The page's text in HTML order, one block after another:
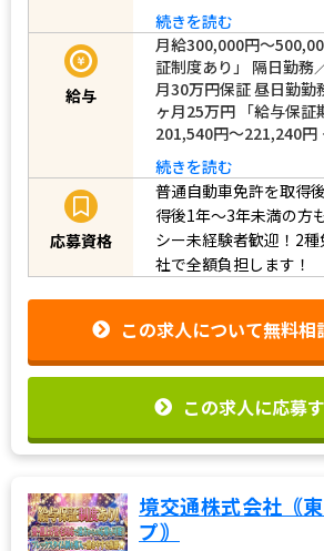
続きを読む
給与
月給300,000円～
証制度あり」 隔日勤務
月30万円保証 昼日勤勤
ヶ月25万円 「給与保証
201,540円～221,240
続きを読む
応募資格
普通自動車免許を取得
得後1年～3年未満の方
シー未経験者歓迎！2
社で全額負担します！
この求人について無料相
この求人に応募
境交通株式会社｟
プ｠